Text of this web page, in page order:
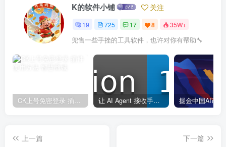
K的软件小铺 关注
19 725 17 8 35W+
兜售一些手挫的工具软件，也许对你有帮助🔧
CK上号免密登录 插件使用方法 让 AI Agent 接收手机短信验证码的 skill
上一篇
下一篇